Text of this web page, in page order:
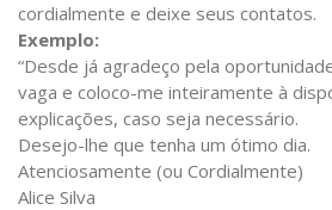
cordialmente e deixe seus contatos.
Exemplo:
“Desde já agradeço pela
vaga e coloco-me inteiramente à
explicações, caso seja necessário.
Desejo-lhe que tenha um ótimo dia.
Atenciosamente (ou Cordialmente)
Alice Silva